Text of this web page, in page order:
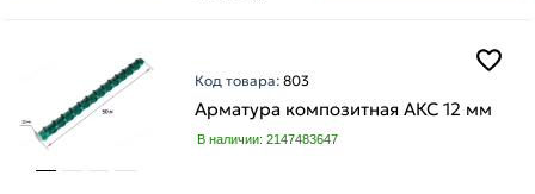
Код товара:803
Арматура композитная АКС 12 мм
В наличии: 2147483647